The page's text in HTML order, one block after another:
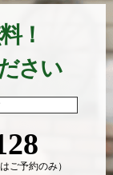
！
さい
ご予約のみ）